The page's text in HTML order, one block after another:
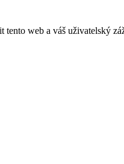
web a váš uživatelský